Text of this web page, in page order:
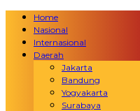
Home
Nasional
Internasional
Daerah
Jakarta
Bandung
Yogyakarta
Surabaya